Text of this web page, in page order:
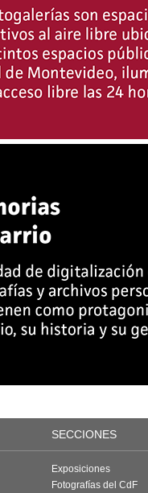
SECCIONES
Exposiciones
Fotografías del CdF